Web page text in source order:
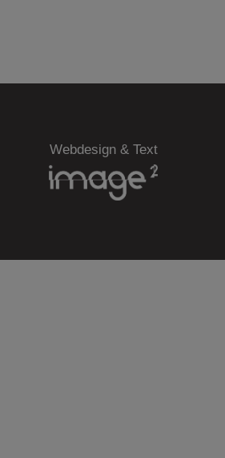
Webdesign & Text